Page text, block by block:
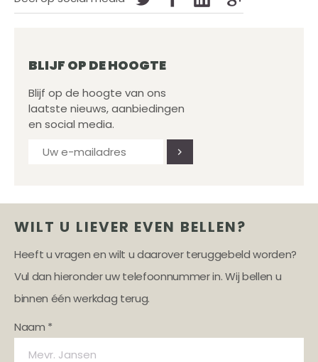
BLIJF OP DE HOOGTE
Blijf op de hoogte van ons
laatste nieuws, aanbiedingen
en social media.
WILT U LIEVER EVEN BELLEN?
Heeft u vragen en wilt u daarover teruggebeld worden?
Vul dan hieronder uw telefoonnummer in. Wij bellen u
binnen één werkdag terug.
Naam *